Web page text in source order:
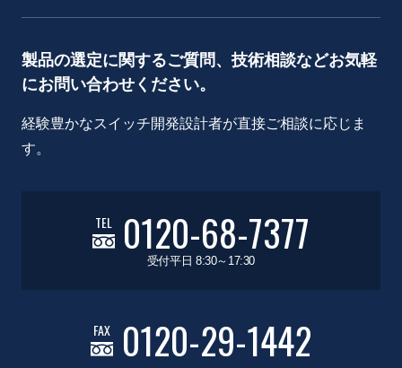
製品の選定に関するご質問、技術相談などお気軽
にお問い合わせください。
経験豊かなスイッチ開発設計者が直接ご相談に応じま
す。
TEL 0120-68-7377
受付平日 8:30～17:30
FAX 0120-29-1442